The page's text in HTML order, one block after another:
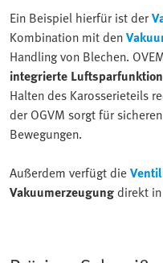
Ein Beispiel hierfür ist der
Kombination mit den
Handling von Blechen.
integrierte Luftsparfunktion
Halten des Karosserieteils
der OGVM sorgt für
Bewegungen.
Außerdem verfügt die
Vakuumerzeugungdirekt